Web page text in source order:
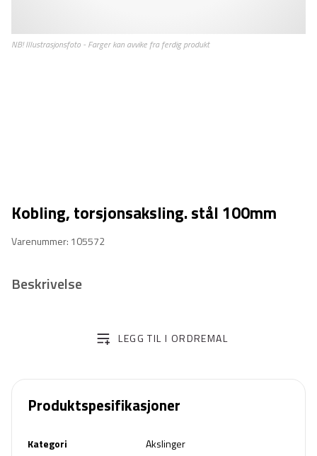
Kobling, torsjonsaksling. stål 100mm
Varenummer: 105572
Beskrivelse
LEGG TIL I ORDREMAL
Produktspesifikasjoner
Kategori
Akslinger